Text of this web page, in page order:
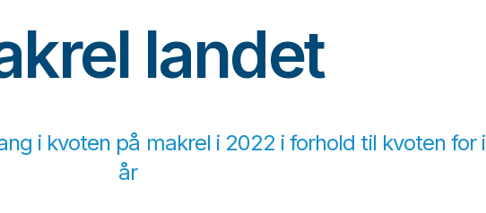
landet
i kvoten på makrel i 2022 i forhold til kvoten for i
år